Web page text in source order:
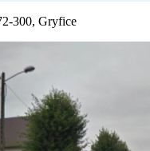
300, Gryfice